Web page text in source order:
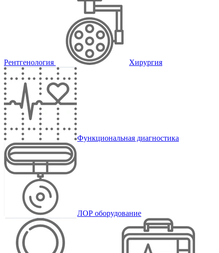
Рентгенология Хирургия
Функциональная диагностика
ЛОР оборудование